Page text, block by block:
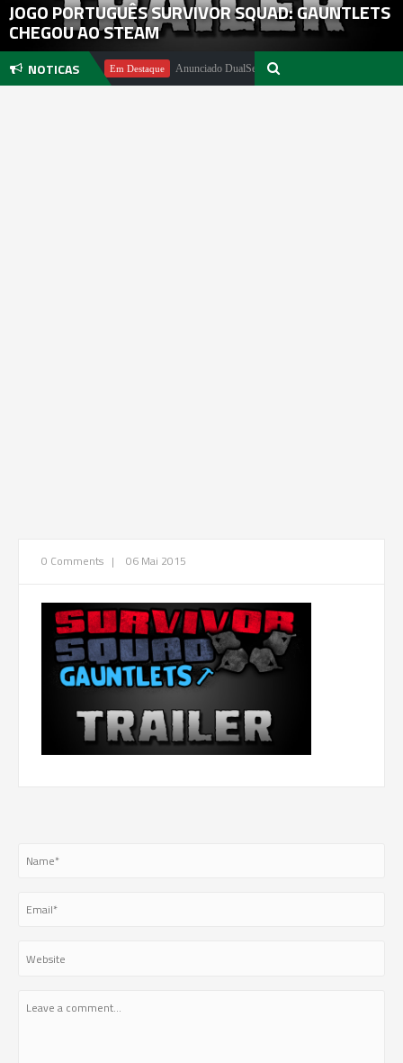
JOGO PORTUGUÊS SURVIVOR SQUAD: GAUNTLETS
CHEGOU AO STEAM
NOTICAS
Pachter Em Destaque Anunciado DualSense The Last of Us Limited Edition
0 Comments | 06 Mai 2015